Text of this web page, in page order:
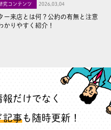
究コンテンツ 2026,03,04
ー来店とは何？公約の有無と注意
かりやすく紹介！
だけでなく
記事も随時更新！